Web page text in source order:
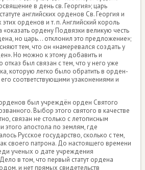
в день св. Георгия»; царь
английских орденов Св. Георгия и
орденов и т. п. Английский король
«оказать ордену Подвязки великую честь
но царь... отклонил это предложение»;
тем, что он «намеревался создать у
Но можно к этому добавить и
был связан с тем, что у него уже
которую легко было обратить в орден-
соответствующими узаконениями и
был учреждён орден Святого
Выбор этого святого в качестве
связан не столько с летописным
этого апостола по землям, где
Русское государство, сколько с тем,
своего патрона. До настоящего времени
ученых о дате учреждения
в том, что первый статут ордена
и нет прямых свидетельств